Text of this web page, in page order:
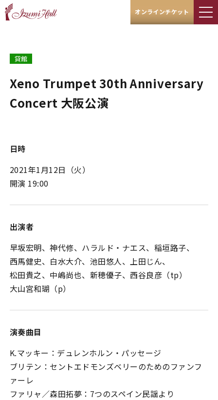
オンラインチケット
貸館
Xeno Trumpet 30th Anniversary
Concert 大阪公演
日時
2021年1月12日 （火）
開演 19:00
出演者
早坂宏明、神代修、ハラルド・ナエス、稲垣路子、
西馬健史、白水大介、池田悠人、上田じん、
松田貴之、中嶋尚也、新穂優子、西谷良彦（tp）
大山宮和瑚（p）
演奏曲目
K.マッキー：デュレンホルン・パッセージ
ブリテン：セントエドモンズベリーのためのファンフ
ァーレ
ファリャ／森田拓夢：7つのスペイン民謡より